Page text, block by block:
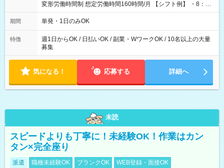
変形労働時間制 想定労働時間160時間/月 【シフト例】 ・8：00
～21：00
期間 単発・1日のみOK
特徴
週1日からOK / 日払いOK / 副業・WワークOK / 10名以上の大量
募集
気になる！ 応募する 詳細へ
未読
スピードよりも丁寧に！未経験OK！作業はカン
タン×完全座り
派遣 職種未経験OK ブランクOK WEB登録・面接OK